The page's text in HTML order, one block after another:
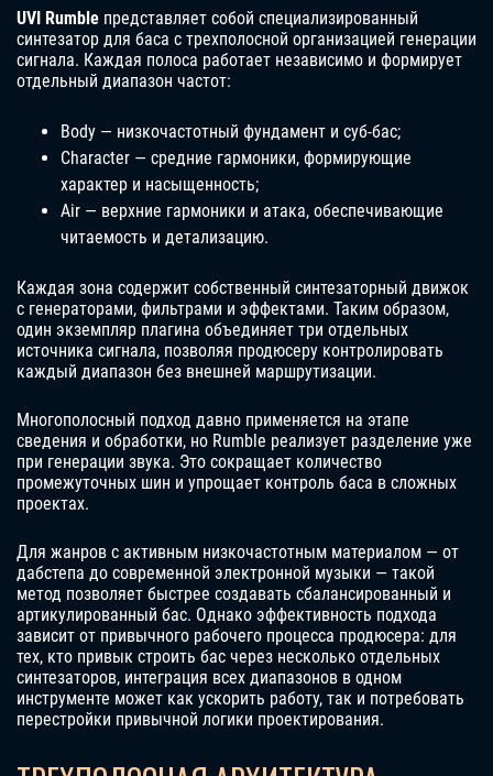
UVI Rumble представляет собой специализированный
синтезатор для баса с трехполосной организацией генерации
сигнала. Каждая полоса работает независимо и формирует
отдельный диапазон частот:
Body — низкочастотный фундамент и суб-бас;
Character — средние гармоники, формирующие
характер и насыщенность;
Air — верхние гармоники и атака, обеспечивающие
читаемость и детализацию.
Каждая зона содержит собственный синтезаторный движок
с генераторами, фильтрами и эффектами. Таким образом,
один экземпляр плагина объединяет три отдельных
источника сигнала, позволяя продюсеру контролировать
каждый диапазон без внешней маршрутизации.
Многополосный подход давно применяется на этапе
сведения и обработки, но Rumble реализует разделение уже
при генерации звука. Это сокращает количество
промежуточных шин и упрощает контроль баса в сложных
проектах.
Для жанров с активным низкочастотным материалом — от
дабстепа до современной электронной музыки — такой
метод позволяет быстрее создавать сбалансированный и
артикулированный бас. Однако эффективность подхода
зависит от привычного рабочего процесса продюсера: для
тех, кто привык строить бас через несколько отдельных
синтезаторов, интеграция всех диапазонов в одном
инструменте может как ускорить работу, так и потребовать
перестройки привычной логики проектирования.